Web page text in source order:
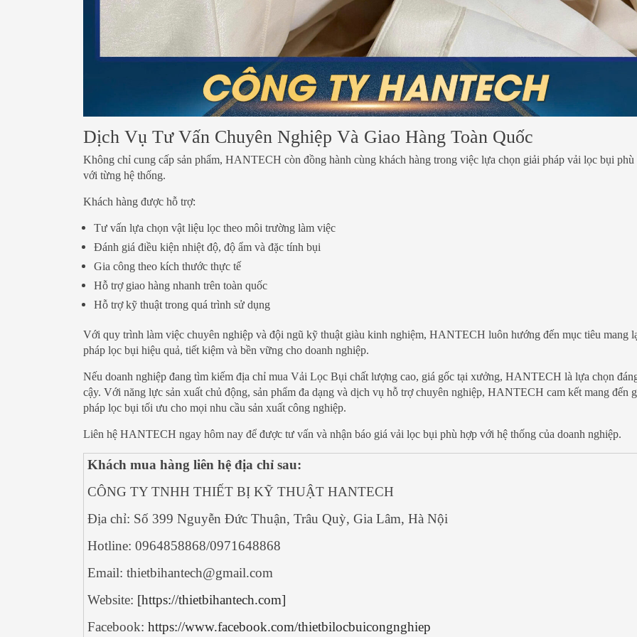
Dịch Vụ Tư Vấn Chuyên Nghiệp Và Giao Hàng Toàn Quốc
Không chỉ cung cấp sản phẩm, HANTECH còn đồng hành cùng khách hàng trong việc lựa chọn giải pháp vải lọc bụi phù
với từng hệ thống.
Khách hàng được hỗ trợ:
Tư vấn lựa chọn vật liệu lọc theo môi trường làm việc
Đánh giá điều kiện nhiệt độ, độ ẩm và đặc tính bụi
Gia công theo kích thước thực tế
Hỗ trợ giao hàng nhanh trên toàn quốc
Hỗ trợ kỹ thuật trong quá trình sử dụng
Với quy trình làm việc chuyên nghiệp và đội ngũ kỹ thuật giàu kinh nghiệm, HANTECH luôn hướng đến mục tiêu mang
pháp lọc bụi hiệu quả, tiết kiệm và bền vững cho doanh nghiệp.
Nếu doanh nghiệp đang tìm kiếm địa chỉ mua Vải Lọc Bụi chất lượng cao, giá gốc tại xưởng, HANTECH là lựa chọn
cậy. Với năng lực sản xuất chủ động, sản phẩm đa dạng và dịch vụ hỗ trợ chuyên nghiệp, HANTECH cam kết mang đến
pháp lọc bụi tối ưu cho mọi nhu cầu sản xuất công nghiệp.
Liên hệ HANTECH ngay hôm nay để được tư vấn và nhận báo giá vải lọc bụi phù hợp với hệ thống của doanh nghiệp.
Khách mua hàng liên hệ địa chỉ sau:
CÔNG TY TNHH THIẾT BỊ KỸ THUẬT HANTECH
Địa chỉ: Số 399 Nguyễn Đức Thuận, Trâu Quỳ, Gia Lâm, Hà Nội
Hotline: 0964858868/0971648868
Email: thietbihantech@gmail.com
Website: [https://thietbihantech.com]
Facebook: https://www.facebook.com/thietbilocbuicongnghiep